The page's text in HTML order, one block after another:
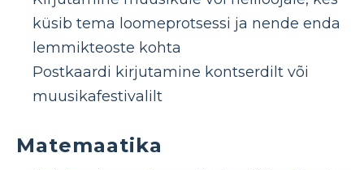
küsib tema loomeprotsessi ja nende enda
lemmikteoste kohta
Postkaardi kirjutamine kontserdilt või
muusikafestivalilt
Matemaatika